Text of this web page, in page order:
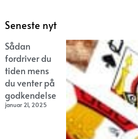
Seneste nyt
Sådan
fordriver du
tiden mens
du venter på
godkendelse
januar 21, 2025